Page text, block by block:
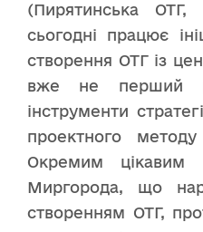
(Пирятинська ОТГ,
сьогодні працює
створення ОТГ із
вже не перший
інструменти
проектного методу
Окремим цікавим
Миргорода, що
створенням ОТГ,